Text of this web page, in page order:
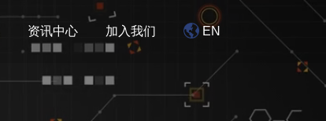
资讯中心 加入我们 EN